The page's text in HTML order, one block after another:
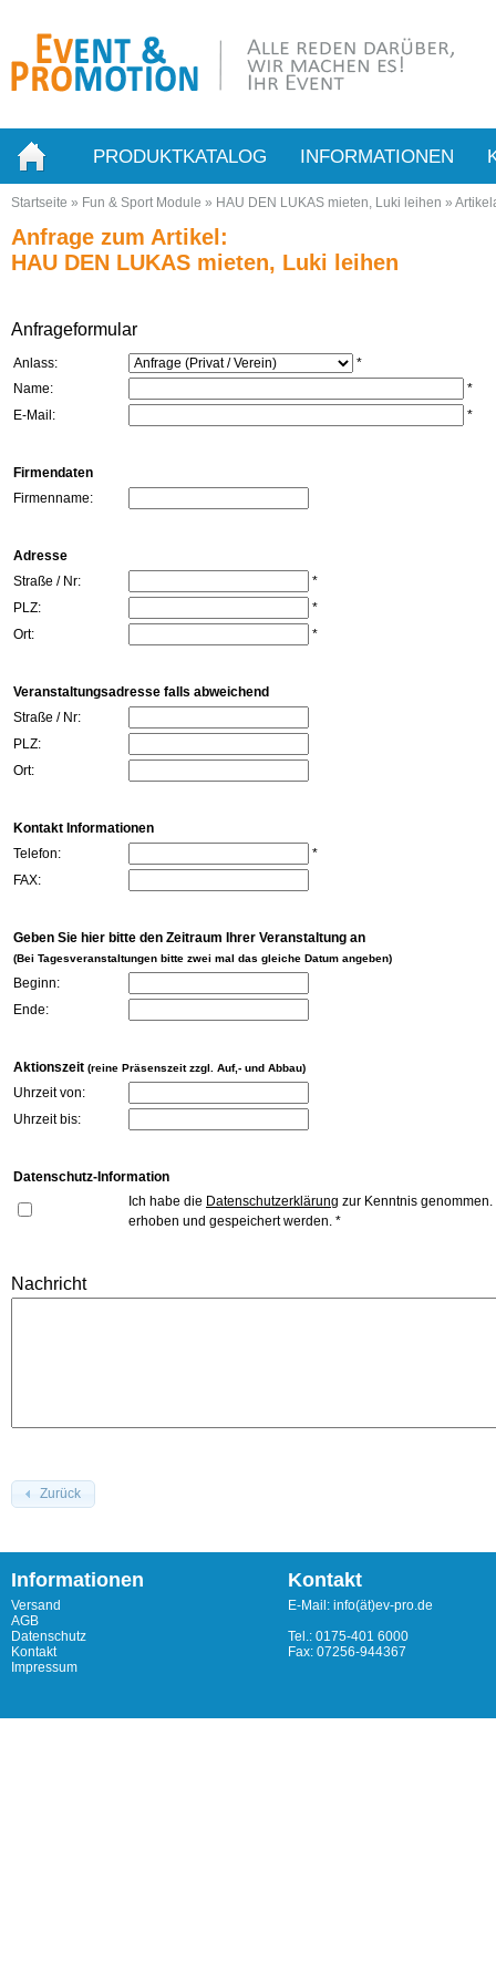
PRODUKTKATALOG INFORMATIONEN
Startseite » Fun & Sport Module » HAU DEN LUKAS mieten, Luki leihen »
Anfrage zum Artikel:
HAU DEN LUKAS mieten, Luki leihen
Anfrageformular
Anlass:
*
Name:
*
E-Mail:
*
Firmendaten
Firmenname:
Adresse
Straße / Nr:
*
PLZ:
*
Ort:
*
Veranstaltungsadresse falls abweichend
Straße / Nr:
PLZ:
Ort:
Kontakt Informationen
Telefon:
*
FAX:
Geben Sie hier bitte den Zeitraum Ihrer Veranstaltung an
(Bei Tagesveranstaltungen bitte zwei mal das gleiche Datum angeben)
Beginn:
Ende:
Aktionszeit (reine Präsenszeit zzgl. Auf,- und Abbau)
Uhrzeit von:
Uhrzeit bis:
Datenschutz-Information
Ich habe die Datenschutzerklärung zur Kenntnis
erhoben und gespeichert werden. *
Nachricht
Zurück
Informationen
Versand
AGB
Datenschutz
Kontakt
Impressum
Kontakt
E-Mail: info(ät)ev-pro.de
Tel.: 0175-401 6000
Fax: 07256-944367